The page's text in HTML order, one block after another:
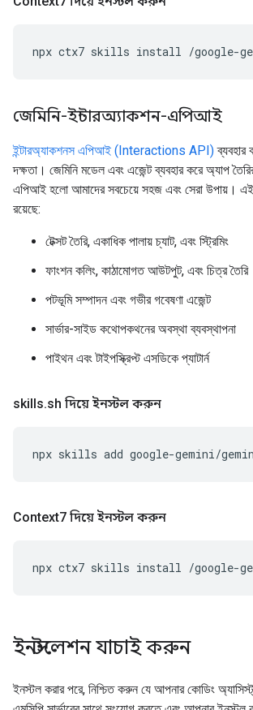
npx ctx7 skills install /google-
জেমিনি-ইন্টারঅ্যাকশন-এপিআই
ইন্টারঅ্যাকশনস এপিআই (Interactions API)ব্যবহার
দক্ষতা। জেমিনি মডেল এবং এজেন্ট ব্যবহার করে অ্যাপ
এপিআই হলো আমাদের সবচেয়ে সহজ এবং সেরা উপায়।
রয়েছে:
টেক্সট তৈরি, একাধিক পালায় চ্যাট, এবং স্ট্রিমিং
ফাংশন কলিং, কাঠামোগত আউটপুট, এবং চিত্র তৈরি
পটভূমি সম্পাদন এবং গভীর গবেষণা এজেন্ট
সার্ভার-সাইড কথোপকথনের অবস্থা ব্যবস্থাপনা
পাইথন এবং টাইপস্ক্রিপ্ট এসডিকে প্যাটার্ন
skills.sh দিয়ে ইনস্টল করুন
npx skills add google-gemini/
Context7 দিয়ে ইনস্টল করুন
npx ctx7 skills install /google-
ইনস্টলেশন যাচাই করুন
ইনস্টল করার পরে, নিশ্চিত করুন যে আপনার কোডিং